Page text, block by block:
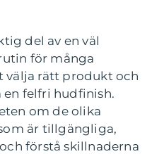
del av en väl
för många
välja rätt produkt och
en felfri hudfinish.
om de olika
är tillgängliga,
förstå skillnaderna